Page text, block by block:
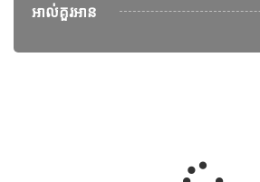
អាល់គួរអាន